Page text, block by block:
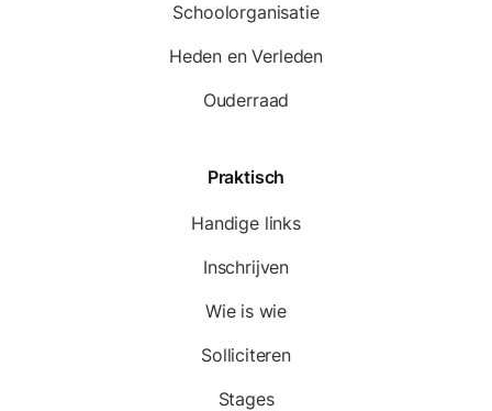
Schoolorganisatie
Heden en Verleden
Ouderraad
Praktisch
Handige links
Inschrijven
Wie is wie
Solliciteren
Stages